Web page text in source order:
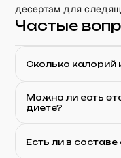
десертам для
Частые
Сколько калорий
Можно ли есть
диете?
Есть ли в составе